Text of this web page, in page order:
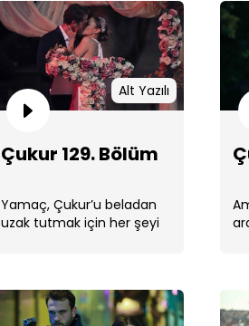
Çukur 128.
Çukur 127.
Alt Yazılı
Çukur 129. Bölüm
Yamaç, Çukur’u beladan
uzak tutmak için her şeyi